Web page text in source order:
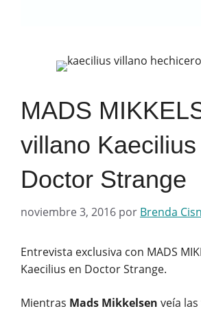
MADS
villano Kaecilius
Doctor Strange
noviembre 3, 2016 por Brenda
Entrevista exclusiva con MADS
Kaecilius en Doctor Strange.
Mientras Mads Mikkelsen veía